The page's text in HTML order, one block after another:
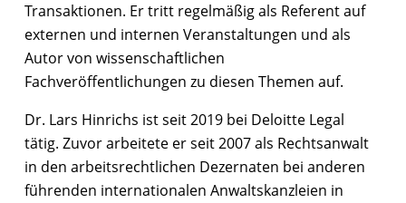
Transaktionen. Er tritt regelmäßig als Referent auf
externen und internen Veranstaltungen und als
Autor von wissenschaftlichen
Fachveröffentlichungen zu diesen Themen auf.
Dr. Lars Hinrichs ist seit 2019 bei Deloitte Legal
tätig. Zuvor arbeitete er seit 2007 als Rechtsanwalt
in den arbeitsrechtlichen Dezernaten bei anderen
führenden internationalen Anwaltskanzleien in